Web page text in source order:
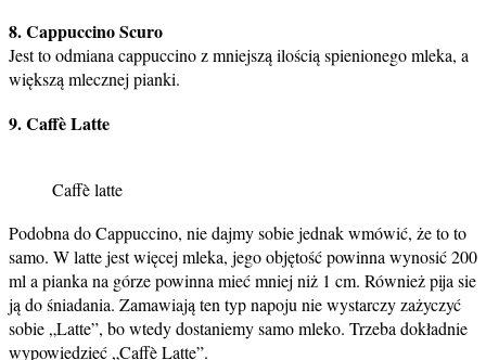
8. Cappuccino Scuro
Jest to odmiana cappuccino z mniejszą ilością spienionego mleka, a
większą mlecznej pianki.
9. Caffè Latte
Caffè latte
Podobna do Cappuccino, nie dajmy sobie jednak wmówić, że to to
samo. W latte jest więcej mleka, jego objętość powinna wynosić 200
ml a pianka na górze powinna mieć mniej niż 1 cm. Również pija sie
ją do śniadania. Zamawiają ten typ napoju nie wystarczy zażyczyć
sobie „Latte”, bo wtedy dostaniemy samo mleko. Trzeba dokładnie
wypowiedzieć „Caffè Latte”.